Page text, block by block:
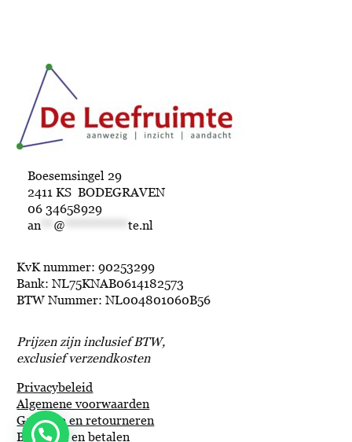
Boesemsingel 29
2411 KS BODEGRAVEN
06 34658929
an** @ te.nl
KvK nummer: 90253299
Bank: NL75KNAB0614182573
BTW Nummer: NL004801060B56
Prijzen zijn inclusief BTW,
exclusief verzendkosten
Privacybeleid
Algemene voorwaarden
Garantie en retourneren
Bestellen en betalen